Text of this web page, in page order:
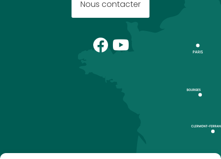
Nous contacter